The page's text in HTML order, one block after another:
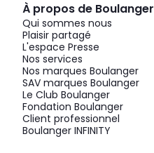
À propos de Boulanger
Qui sommes nous
Plaisir partagé
L'espace Presse
Nos services
Nos marques Boulanger
SAV marques Boulanger
Le Club Boulanger
Fondation Boulanger
Client professionnel
Boulanger INFINITY